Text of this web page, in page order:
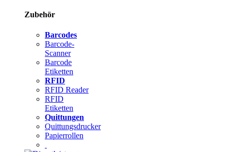
Zubehör
Barcodes
Barcode-
Scanner
Barcode
Etiketten
RFID
RFID Reader
RFID
Etiketten
Quittungen
Quittungsdrucker
Papierrollen